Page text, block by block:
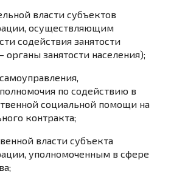
власти субъектов
осуществляющим
содействия занятости
органы занятости населения);
по содействию в
социальной помощи на
контракта;
власти субъекта
уполномоченным в сфере